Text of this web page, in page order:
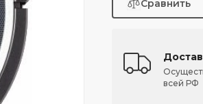
всей РФ